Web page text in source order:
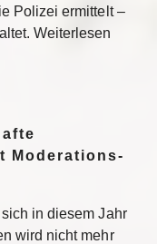
Polizei ermittelt –
Weiterlesen
Moderations-
in diesem Jahr
wird nicht mehr